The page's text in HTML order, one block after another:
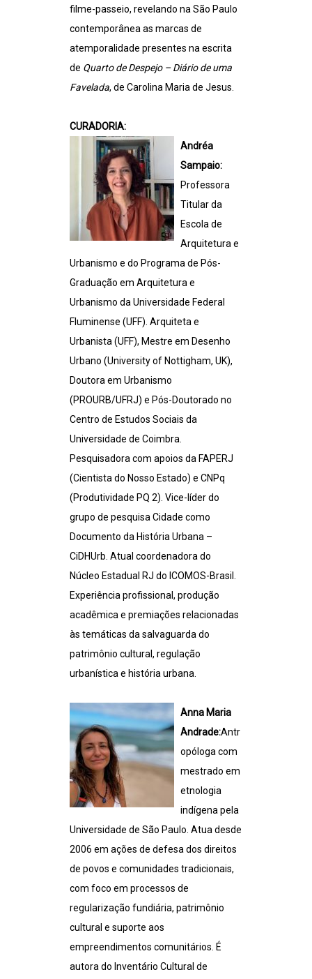
filme-passeio, revelando na São Paulo
contemporânea as marcas de
atemporalidade presentes na escrita
de Quarto de Despejo – Diário de uma
Favelada, de Carolina Maria de Jesus.
CURADORIA:
Andréa
Sampaio:
Professora
Titular da
Escola de
Arquitetura e
Urbanismo e do Programa de Pós-
Graduação em Arquitetura e
Urbanismo da Universidade Federal
Fluminense (UFF). Arquiteta e
Urbanista (UFF), Mestre em Desenho
Urbano (University of Nottigham, UK),
Doutora em Urbanismo
(PROURB/UFRJ) e Pós-Doutorado no
Centro de Estudos Sociais da
Universidade de Coimbra.
Pesquisadora com apoios da FAPERJ
(Cientista do Nosso Estado) e CNPq
(Produtividade PQ 2). Vice-líder do
grupo de pesquisa Cidade como
Documento da História Urbana –
CiDHUrb. Atual coordenadora do
Núcleo Estadual RJ do ICOMOS-Brasil.
Experiência profissional, produção
acadêmica e premiações relacionadas
às temáticas da salvaguarda do
patrimônio cultural, regulação
urbanística e história urbana.
Anna Maria
Andrade:Antr
opóloga com
mestrado em
etnologia
indígena pela
Universidade de São Paulo. Atua desde
2006 em ações de defesa dos direitos
de povos e comunidades tradicionais,
com foco em processos de
regularização fundiária, patrimônio
cultural e suporte aos
empreendimentos comunitários. É
autora do Inventário Cultural de